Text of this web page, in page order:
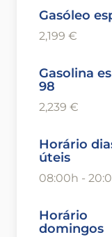
Gasóleo
2,199 €
Gasolina
98
2,239 €
Horário
úteis
08:00h -
Horário
domingos